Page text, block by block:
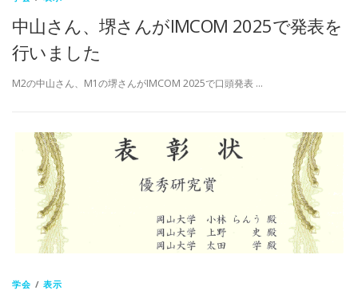
中山さん、堺さんがIMCOM 2025で発表を
行いました
M2の中山さん、M1の堺さんがIMCOM 2025で口頭発表 …
学会 /表示